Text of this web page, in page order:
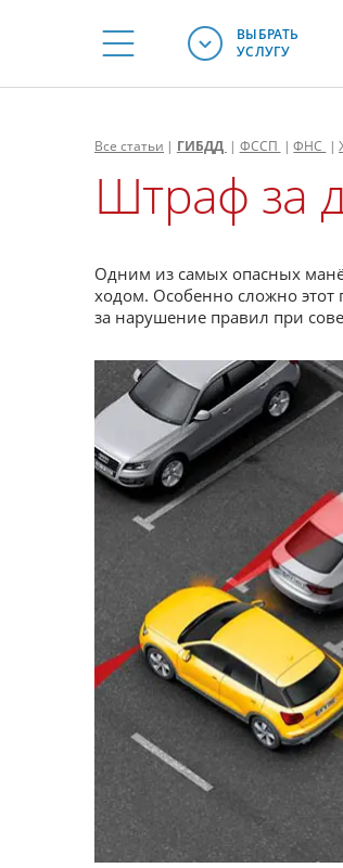
ВЫБРАТЬ
УСЛУГУ
Все статьи | ГИБДД | ФССП | ФНС |
Штраф за
Одним из самых опасных
ходом. Особенно сложно этот
за нарушение правил при